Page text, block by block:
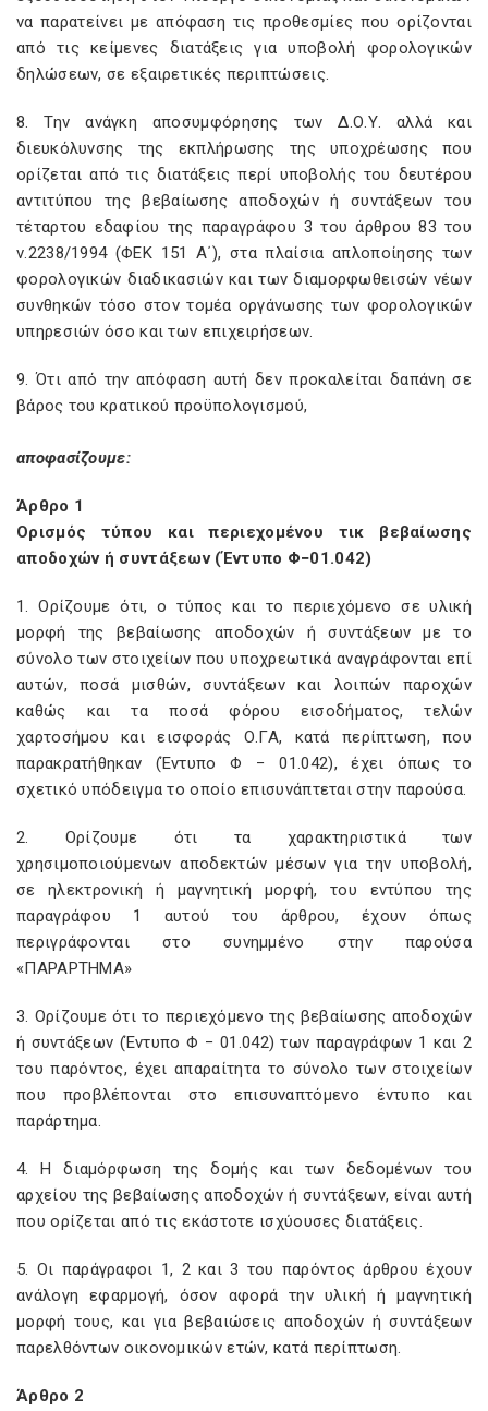
να παρατείνει με απόφαση τις προθεσμίες που ορίζονται
από τις κείμενες διατάξεις για υποβολή φορολογικών
δηλώσεων, σε εξαιρετικές περιπτώσεις.
8. Την ανάγκη αποσυμφόρησης των Δ.Ο.Υ. αλλά και
διευκόλυνσης της εκπλήρωσης της υποχρέωσης που
ορίζεται από τις διατάξεις περί υποβολής του δευτέρου
αντιτύπου της βεβαίωσης αποδοχών ή συντάξεων του
τέταρτου εδαφίου της παραγράφου 3 του άρθρου 83 του
ν.2238/1994 (ΦΕΚ 151 Α΄), στα πλαίσια απλοποίησης των
φορολογικών διαδικασιών και των διαμορφωθεισών νέων
συνθηκών τόσο στον τομέα οργάνωσης των φορολογικών
υπηρεσιών όσο και των επιχειρήσεων.
9. Ότι από την απόφαση αυτή δεν προκαλείται δαπάνη σε
βάρος του κρατικού προϋπολογισμού,
αποφασίζουμε:
Άρθρο 1
Ορισμός τύπου και περιεχομένου τικ βεβαίωσης
αποδοχών ή συντάξεων (Έντυπο Φ−01.042)
1. Ορίζουμε ότι, ο τύπος και το περιεχόμενο σε υλική
μορφή της βεβαίωσης αποδοχών ή συντάξεων με το
σύνολο των στοιχείων που υποχρεωτικά αναγράφονται επί
αυτών, ποσά μισθών, συντάξεων και λοιπών παροχών
καθώς και τα ποσά φόρου εισοδήματος, τελών
χαρτοσήμου και εισφοράς Ο.ΓΑ, κατά περίπτωση, που
παρακρατήθηκαν (Έντυπο Φ − 01.042), έχει όπως το
σχετικό υπόδειγμα το οποίο επισυνάπτεται στην παρούσα.
2. Ορίζουμε ότι τα χαρακτηριστικά των
χρησιμοποιούμενων αποδεκτών μέσων για την υποβολή,
σε ηλεκτρονική ή μαγνητική μορφή, του εντύπου της
παραγράφου 1 αυτού του άρθρου, έχουν όπως
περιγράφονται στο συνημμένο στην παρούσα
«ΠΑΡΑΡΤΗΜΑ»
3. Ορίζουμε ότι το περιεχόμενο της βεβαίωσης αποδοχών
ή συντάξεων (Έντυπο Φ − 01.042) των παραγράφων 1 και 2
του παρόντος, έχει απαραίτητα το σύνολο των στοιχείων
που προβλέπονται στο επισυναπτόμενο έντυπο και
παράρτημα.
4. Η διαμόρφωση της δομής και των δεδομένων του
αρχείου της βεβαίωσης αποδοχών ή συντάξεων, είναι αυτή
που ορίζεται από τις εκάστοτε ισχύουσες διατάξεις.
5. Οι παράγραφοι 1, 2 και 3 του παρόντος άρθρου έχουν
ανάλογη εφαρμογή, όσον αφορά την υλική ή μαγνητική
μορφή τους, και για βεβαιώσεις αποδοχών ή συντάξεων
παρελθόντων οικονομικών ετών, κατά περίπτωση.
Άρθρο 2